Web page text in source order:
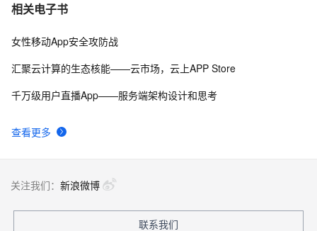
相关电子书
查看更多
女性移动App安全攻防战
汇聚云计算的生态核能——云市场，云上APP Store
千万级用户直播App——服务端架构设计和思考
关注我们： 新浪微博
联系我们